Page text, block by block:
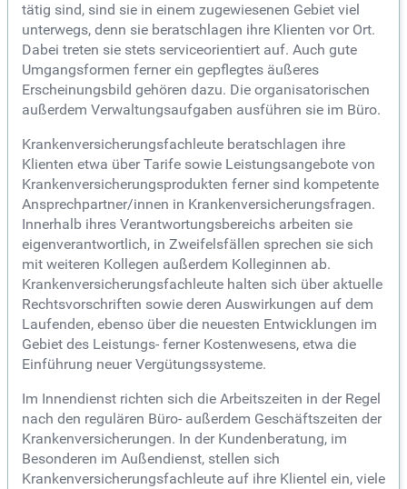
tätig sind, sind sie in einem zugewiesenen Gebiet viel
unterwegs, denn sie beratschlagen ihre Klienten vor Ort.
Dabei treten sie stets serviceorientiert auf. Auch gute
Umgangsformen ferner ein gepflegtes äußeres
Erscheinungsbild gehören dazu. Die organisatorischen
außerdem Verwaltungsaufgaben ausführen sie im Büro.
Krankenversicherungsfachleute beratschlagen ihre
Klienten etwa über Tarife sowie Leistungsangebote von
Krankenversicherungsprodukten ferner sind kompetente
Ansprechpartner/innen in Krankenversicherungsfragen.
Innerhalb ihres Verantwortungsbereichs arbeiten sie
eigenverantwortlich, in Zweifelsfällen sprechen sie sich
mit weiteren Kollegen außerdem Kolleginnen ab.
Krankenversicherungsfachleute halten sich über aktuelle
Rechtsvorschriften sowie deren Auswirkungen auf dem
Laufenden, ebenso über die neuesten Entwicklungen im
Gebiet des Leistungs- ferner Kostenwesens, etwa die
Einführung neuer Vergütungssysteme.
Im Innendienst richten sich die Arbeitszeiten in der Regel
nach den regulären Büro- außerdem Geschäftszeiten der
Krankenversicherungen. In der Kundenberatung, im
Besonderen im Außendienst, stellen sich
Krankenversicherungsfachleute auf ihre Klientel ein, viele